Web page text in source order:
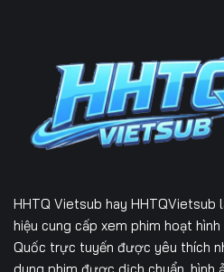
HHTQ Vietsub hay HHTQVietsub
hiệu cung cấp xem phim hoạt hình
Quốc trực tuyến được yêu thích